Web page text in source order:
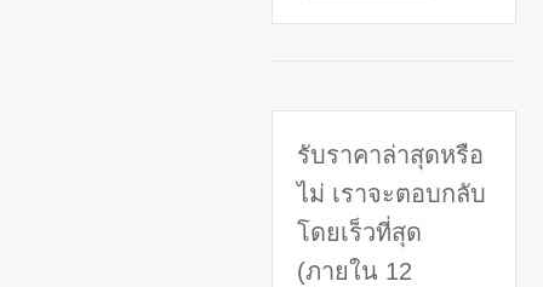
รับราคาล่าสุดหรือ
ไม่ เราจะตอบกลับ
โดยเร็วที่สุด
(ภายใน 12